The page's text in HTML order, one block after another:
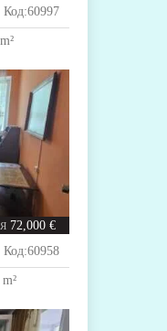
Код:60997
m²
72,000 €
Код:60958
m²